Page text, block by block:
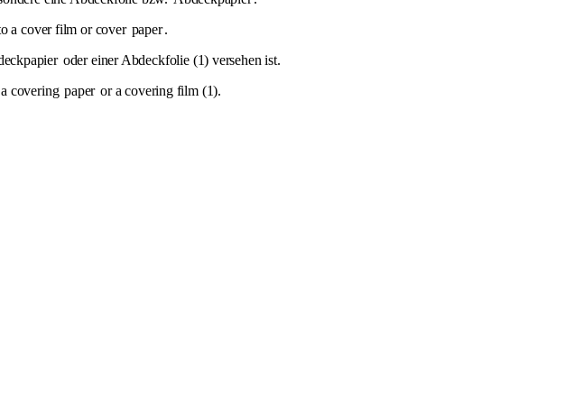
a cover film or cover paper.
oder einer Abdeckfolie (1) versehen ist.
covering paper or a covering film (1).